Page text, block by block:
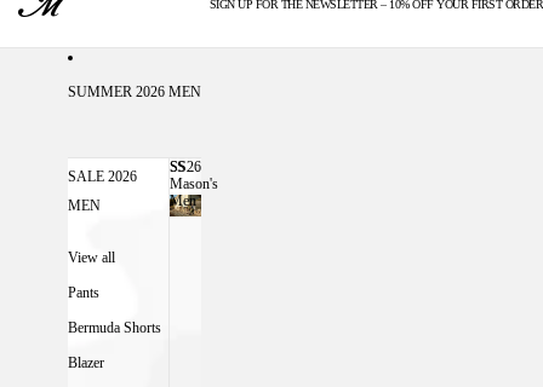
U.S. DUTIES INCLUDED
SIGN UP FOR THE NEWSLETTER – 10% OFF YOUR FIRST ORDER
SUMMER 2026 MEN
SALE 2026
MEN
View all
Pants
Bermuda Shorts
Blazer
SS26
Mason's
Men
SS26 MASON'S MEN